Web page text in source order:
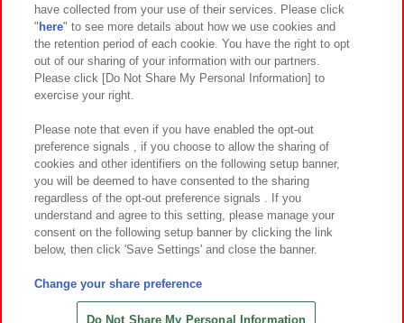
関連会社 サステナビリティ サイトポリシー
プライバシーポリシー ウェブアクセシビリティ方針と検証結果
お取引先さまとともに
カスタマーハラスメント対応方針 よくあるご質問・お問い合わせ
©Bandai Namco Amusement Inc.
©Bandai Namco Amusement Lab Inc.
©HANAYASHIKI Co., Ltd. All Rights Reserved.
have collected from your use of their services. Please click
" here" to see more details about how we use cookies and
the retention period of each cookie. You have the right to opt
out of our sharing of your information with our partners.
Please click [Do Not Share My Personal Information] to
exercise your right.
Please note that even if you have enabled the opt-out
preference signals , if you choose to allow the sharing of
cookies and other identifiers on the following setup banner,
you will be deemed to have consented to the sharing
regardless of the opt-out preference signals . If you
understand and agree to this setting, please manage your
consent on the following setup banner by clicking the link
below, then click 'Save Settings' and close the banner.
Change your share preference
Do Not Share My Personal Information